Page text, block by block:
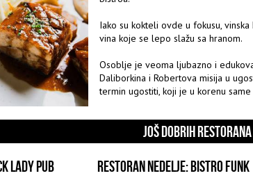
Iako su kokteli ovde u fokusu,
vina koje se lepo slažu sa hranom.
Osoblje je veoma ljubazno i
Daliborkina i Robertova misija u
termin ugostiti, koji je u korenu same
JOŠ DOBRIH RESTORANA
LADY PUB RESTORAN NEDELJE: BISTRO FUNK